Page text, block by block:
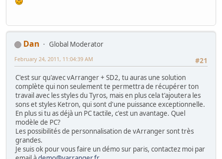
Dan
Global Moderator
#21
February 24, 2011, 11:04:39 AM
C'est sur qu'avec vArranger + SD2, tu auras une solution
complète qui non seulement te permettra de récupérer ton
travail avec les styles du Tyros, mais en plus cela t'ajoutera les
sons et styles Ketron, qui sont d'une puissance exceptionnelle.
En plus si tu as déjà un PC tactile, c'est un avantage. Quel
modèle de PC?
Les possibilités de personnalisation de vArranger sont très
grandes.
Je suis ok pour vous faire un démo sur paris, contactez moi par